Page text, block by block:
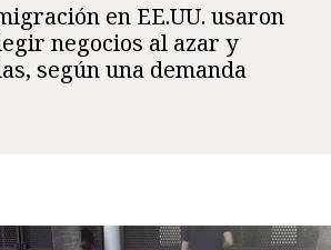
en EE.UU. usaron
negocios al azar y
según una demanda